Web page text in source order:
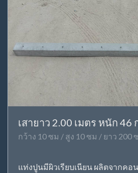
เสายาว 2.00 เมตร หนัก 46
กว้าง 10 ซม / สูง 10 ซม / ยาว 200
แท่งปูนมีผิวเรียบเนียน ผลิตจากค